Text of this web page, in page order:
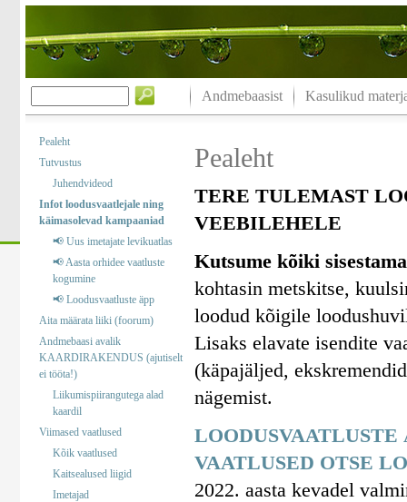
Andmebaasist Kasulikud
Pealeht
Tutvustus
Juhendvideod
Infot loodusvaatlejale ning
käimasolevad kampaaniad
📢 Uus imetajate levikuatlas
📢 Aasta orhidee vaatluste
kogumine
📢 Loodusvaatluste äpp
Aita määrata liiki (foorum)
Andmebaasi avalik
KAARDIRAKENDUS (ajutiselt
ei tööta!)
Liikumispiirangutega alad
kaardil
Viimased vaatlused
Kõik vaatlused
Kaitsealused liigid
Imetajad
Pealeht
TERE TULEMAST
VEEBILEHELE
Kutsume kõiki
kohtasin metskitse,
loodud kõigile
Lisaks elavate isendite
(käpajäljed,
nägemist.
VAATLUSED OTSE
2022. aasta kevadel